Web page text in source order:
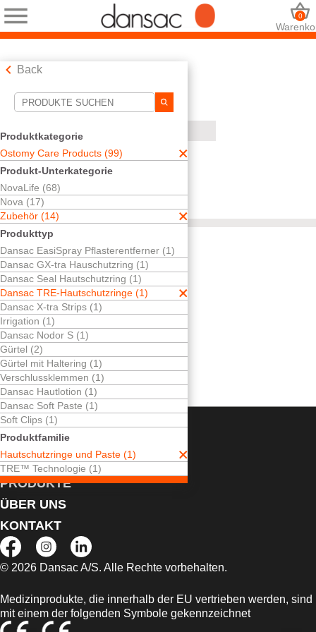
0
Back
Produktkategorie
Ostomy Care Products (99)
Produkt-Unterkategorie
NovaLife (68)
Nova (17)
Zubehör (14)
Produkttyp
Dansac EasiSpray Pflasterentferner (1)
Dansac GX-tra Hauschutzring (1)
Dansac Seal Hautschutzring (1)
Dansac TRE-Hautschutzringe (1)
Dansac X-tra Strips (1)
Irrigation (1)
Dansac Nodor S (1)
Gürtel (2)
Gürtel mit Haltering (1)
Verschlussklemmen (1)
Dansac Hautlotion (1)
Dansac Soft Paste (1)
Soft Clips (1)
Produktfamilie
Hautschutzringe und Paste (1)
TRE™ Technologie (1)
Suchwerkzeuge
Ihre Auswahl:
Ostomy Care Products
Zubehör
Dansac TRE-Hautschutzringe
Hautschutzringe und Paste
Ihre Auswahl hat1Ergebnisse ergeben
Sortieren nach:
Kostenlos testen
Dansac
TRE™-
Hautschutzringe
Dreifacher
Schutz der Haut.
LEBEN MIT DEM STOMA
SERVICES
PRODUKTE
ÜBER UNS
KONTAKT
© 2026 Dansac A/S. Alle Rechte vorbehalten.
Medizinprodukte, die innerhalb der EU vertrieben werden, sind
mit einem der folgenden Symbole gekennzeichnet